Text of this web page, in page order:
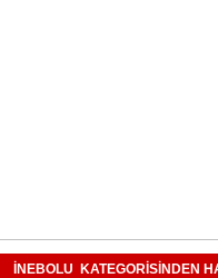
İNEBOLU KATEGORİSİNDEN